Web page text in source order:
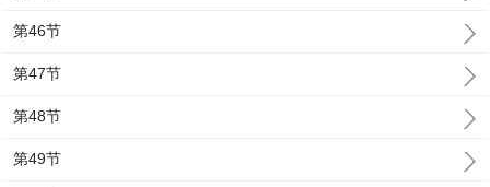
第46节
第47节
第48节
第49节